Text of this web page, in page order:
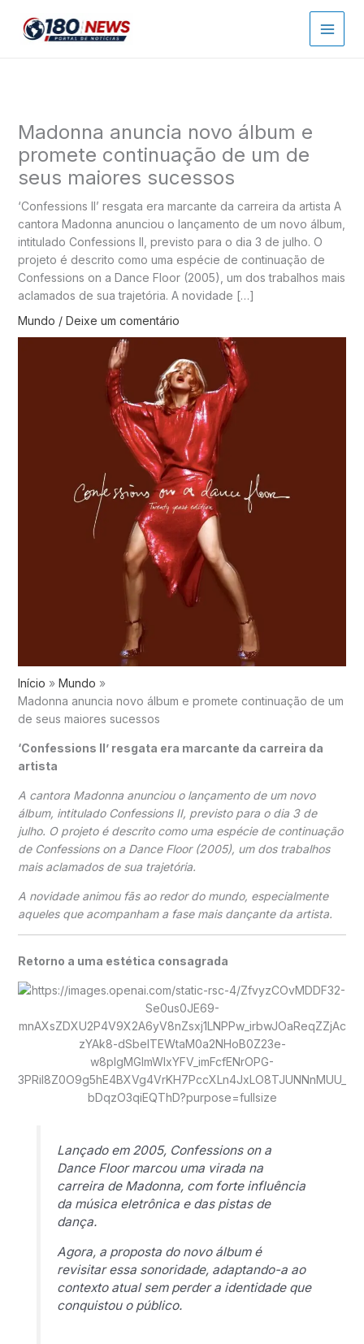
para
Madonna anuncia novo álbum e
promete continuação de um de
seus maiores sucessos
‘Confessions II’ resgata era marcante da carreira da artista A
cantora Madonna anunciou o lançamento de um novo álbum,
intitulado Confessions II, previsto para o dia 3 de julho. O
projeto é descrito como uma espécie de continuação de
Confessions on a Dance Floor (2005), um dos trabalhos mais
aclamados de sua trajetória. A novidade […]
Mundo / Deixe um comentário
Início
Mundo
Madonna anuncia novo álbum e promete continuação de um
de seus maiores sucessos
‘Confessions II’ resgata era marcante da carreira da
artista
A cantora Madonnaanunciou o lançamento de um novo
álbum, intitulado Confessions II, previsto para o dia 3 de
julho. O projeto é descrito como uma espécie de continuação
de Confessions on a Dance Floor (2005), um dos trabalhos
mais aclamados de sua trajetória.
A novidade animou fãs ao redor do mundo, especialmente
aqueles que acompanham a fase mais dançante da artista.
Retorno a uma estética consagrada
Lançado em 2005, Confessions on a
Dance Floormarcou uma virada na
carreira de Madonna, com forte influência
da música eletrônica e das pistas de
dança.
Agora, a proposta do novo álbum é
revisitar essa sonoridade, adaptando-a ao
contexto atual sem perder a identidade que
conquistou o público.